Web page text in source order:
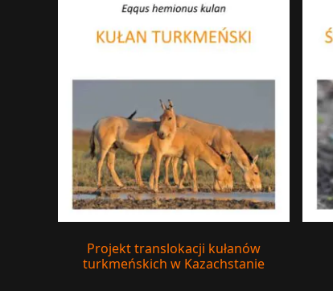
Projekt translokacji kułanów
turkmeńskich w Kazachstanie